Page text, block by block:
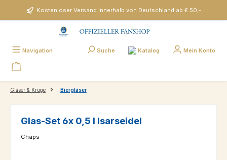
Zum Hauptinhalt springenKostenloser Versand innerhalb von Deutschland ab € 50,-
Navigation Suche Katalog Mein Konto
Gläser & Krüge Biergläser
Glas-Set 6x 0,5 l Isarseidel
Chaps